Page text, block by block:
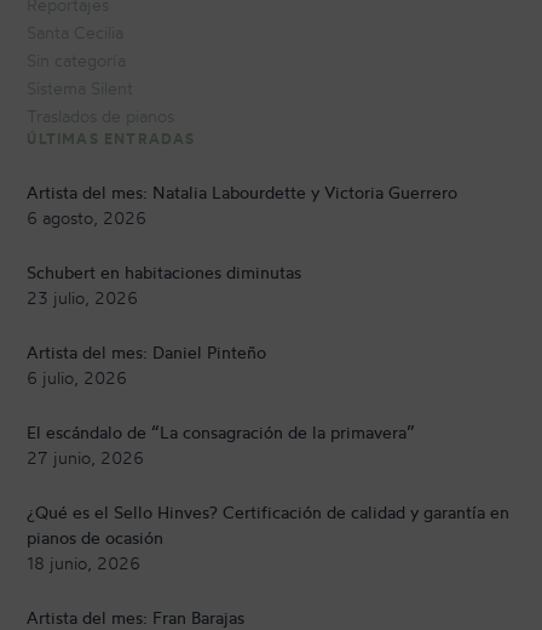
Reportajes
Santa Cecilia
Sin categoría
Sistema Silent
Traslados de pianos
ÚLTIMAS ENTRADAS
Artista del mes: Natalia Labourdette y Victoria Guerrero
6 agosto, 2026
Schubert en habitaciones diminutas
23 julio, 2026
Artista del mes: Daniel Pinteño
6 julio, 2026
El escándalo de “La consagración de la primavera”
27 junio, 2026
¿Qué es el Sello Hinves? Certificación de calidad y garantía en
pianos de ocasión
18 junio, 2026
Artista del mes: Fran Barajas